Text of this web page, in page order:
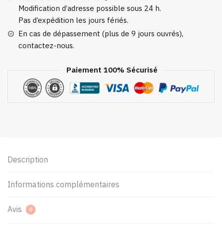
Modification d’adresse possible sous 24 h.
Pas d’expédition les jours fériés.
En cas de dépassement (plus de 9 jours ouvrés),
contactez-nous.
Paiement 100% Sécurisé
Description
Informations complémentaires
Avis 0